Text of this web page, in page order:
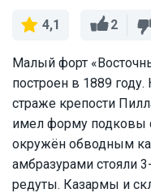
4,1 2
Малый форт
построен в 1889
страже крепости
имел форму подковы
окружён обводным
амбразурами стояли
редуты. Казармы и